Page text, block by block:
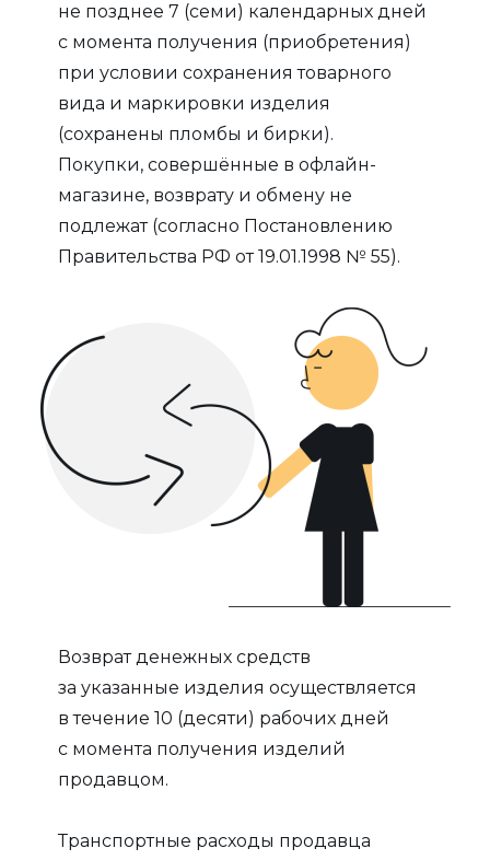
не позднее 7 (семи) календарных дней
с момента получения (приобретения)
при условии сохранения товарного
вида и маркировки изделия
(сохранены пломбы и бирки).
Покупки, совершённые в офлайн-
магазине, возврату и обмену не
подлежат (согласно Постановлению
Правительства РФ от 19.01.1998 № 55).
Возврат денежных средств
за указанные изделия осуществляется
в течение 10 (десяти) рабочих дней
с момента получения изделий
продавцом.
Транспортные расходы продавца